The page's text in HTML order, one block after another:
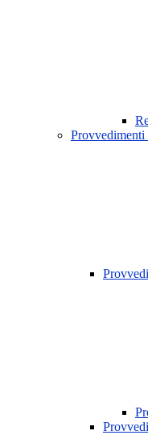
Provvedimenti